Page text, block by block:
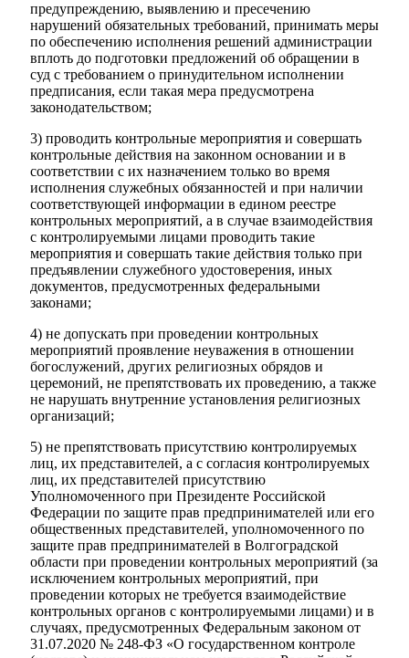
предупреждению, выявлению и пресечению
нарушений обязательных требований, принимать меры
по обеспечению исполнения решений администрации
вплоть до подготовки предложений об обращении в
суд с требованием о принудительном исполнении
предписания, если такая мера предусмотрена
законодательством;
3) проводить контрольные мероприятия и совершать
контрольные действия на законном основании и в
соответствии с их назначением только во время
исполнения служебных обязанностей и при наличии
соответствующей информации в едином реестре
контрольных мероприятий, а в случае взаимодействия
с контролируемыми лицами проводить такие
мероприятия и совершать такие действия только при
предъявлении служебного удостоверения, иных
документов, предусмотренных федеральными
законами;
4) не допускать при проведении контрольных
мероприятий проявление неуважения в отношении
богослужений, других религиозных обрядов и
церемоний, не препятствовать их проведению, а также
не нарушать внутренние установления религиозных
организаций;
5) не препятствовать присутствию контролируемых
лиц, их представителей, а с согласия контролируемых
лиц, их представителей присутствию
Уполномоченного при Президенте Российской
Федерации по защите прав предпринимателей или его
общественных представителей, уполномоченного по
защите прав предпринимателей в Волгоградской
области при проведении контрольных мероприятий (за
исключением контрольных мероприятий, при
проведении которых не требуется взаимодействие
контрольных органов с контролируемыми лицами) и в
случаях, предусмотренных Федеральным законом от
31.07.2020 № 248-ФЗ «О государственном контроле
Дума